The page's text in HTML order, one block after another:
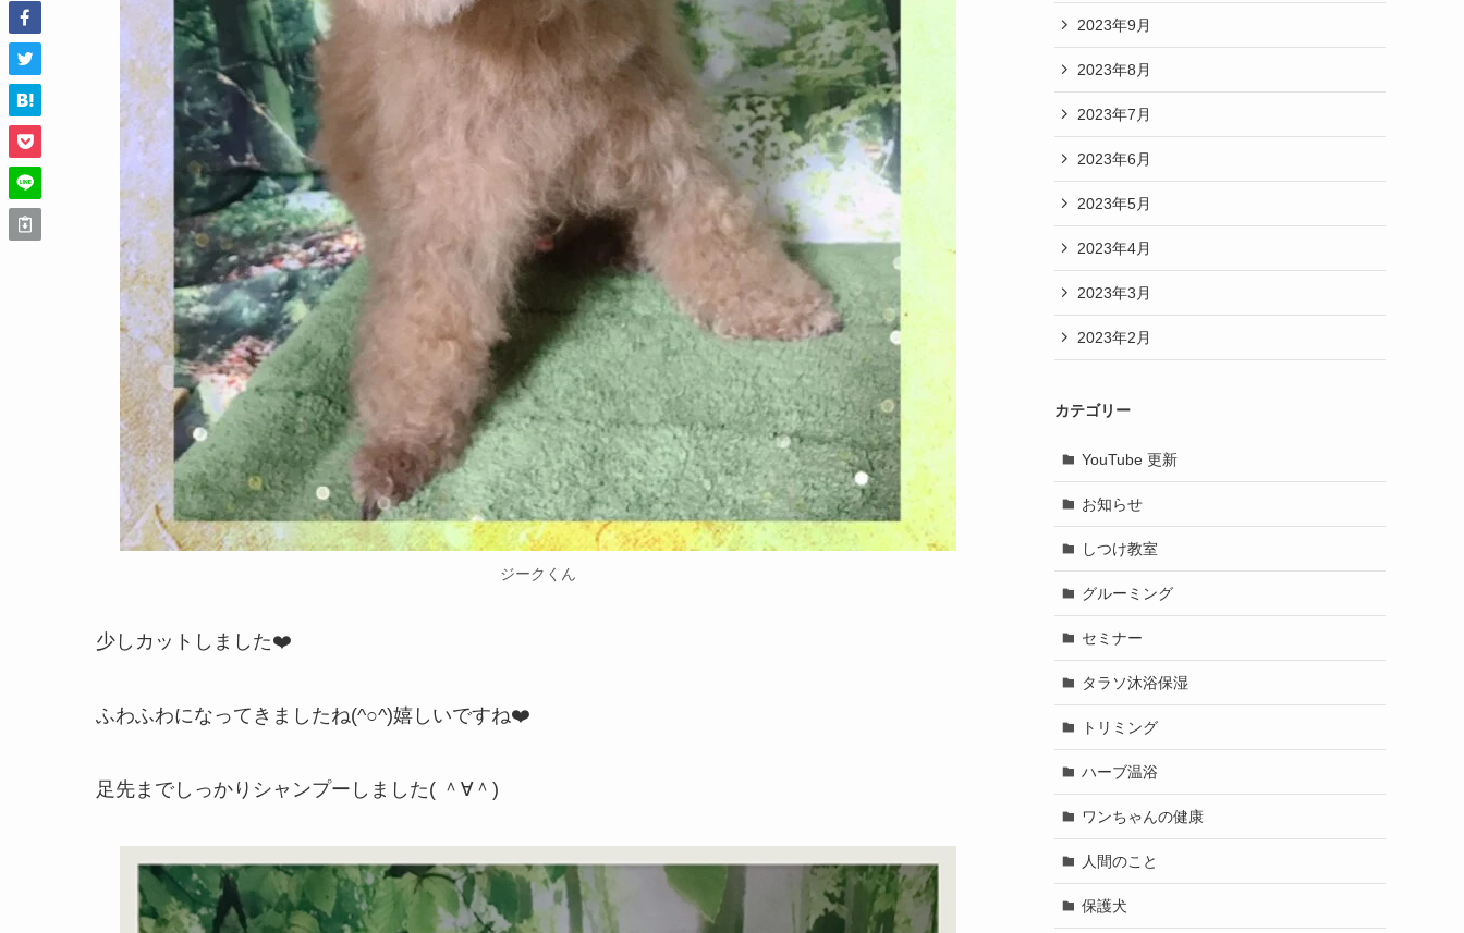
ジークくん
少しカットしました❤️
ふわふわになってきましたね(^○^)嬉しいですね❤️
足先までしっかりシャンプーしました( ＾∀＾)
2023年9月
2023年8月
2023年7月
2023年6月
2023年5月
2023年4月
2023年3月
2023年2月
カテゴリー
YouTube 更新
お知らせ
しつけ教室
グルーミング
セミナー
タラソ沐浴保湿
トリミング
ハーブ温浴
ワンちゃんの健康
人間のこと
保護犬